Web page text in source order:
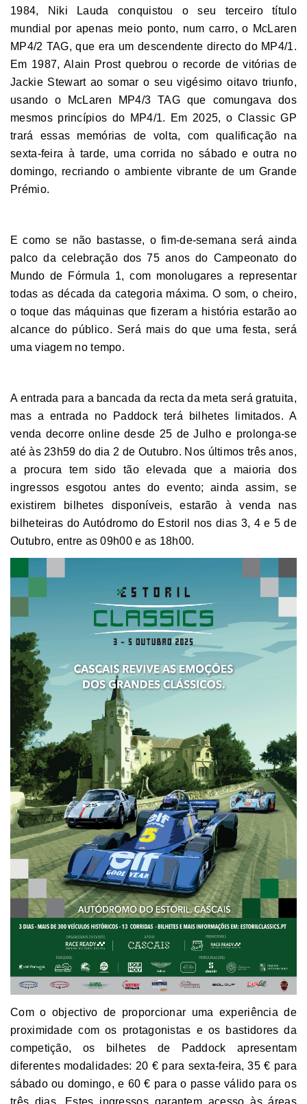
1984, Niki Lauda conquistou o seu terceiro título
mundial por apenas meio ponto, num carro, o McLaren
MP4/2 TAG, que era um descendente directo do MP4/1.
Em 1987, Alain Prost quebrou o recorde de vitórias de
Jackie Stewart ao somar o seu vigésimo oitavo triunfo,
usando o McLaren MP4/3 TAG que comungava dos
mesmos princípios do MP4/1. Em 2025, o Classic GP
trará essas memórias de volta, com qualificação na
sexta-feira à tarde, uma corrida no sábado e outra no
domingo, recriando o ambiente vibrante de um Grande
Prémio.
E como se não bastasse, o fim-de-semana será ainda
palco da celebração dos 75 anos do Campeonato do
Mundo de Fórmula 1, com monolugares a representar
todas as década da categoria máxima. O som, o cheiro,
o toque das máquinas que fizeram a história estarão ao
alcance do público. Será mais do que uma festa, será
uma viagem no tempo.
A entrada para a bancada da recta da meta será gratuita,
mas a entrada no Paddock terá bilhetes limitados. A
venda decorre online desde 25 de Julho e prolonga-se
até às 23h59 do dia 2 de Outubro. Nos últimos três anos,
a procura tem sido tão elevada que a maioria dos
ingressos esgotou antes do evento; ainda assim, se
existirem bilhetes disponíveis, estarão à venda nas
bilheteiras do Autódromo do Estoril nos dias 3, 4 e 5 de
Outubro, entre as 09h00 e as 18h00.
Com o objectivo de proporcionar uma experiência de
proximidade com os protagonistas e os bastidores da
competição, os bilhetes de Paddock apresentam
diferentes modalidades: 20 € para sexta-feira, 35 € para
sábado ou domingo, e 60 € para o passe válido para os